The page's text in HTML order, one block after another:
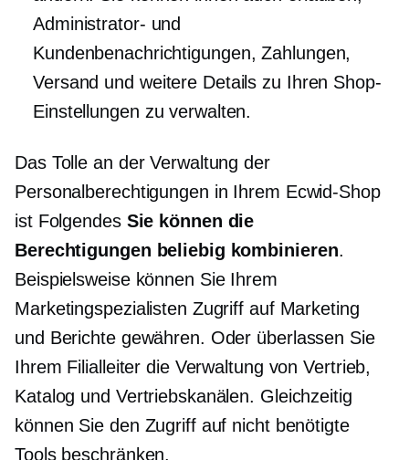
Administrator- und
Kundenbenachrichtigungen, Zahlungen,
Versand und weitere Details zu Ihren Shop-
Einstellungen zu verwalten.
Das Tolle an der Verwaltung der
Personalberechtigungen in Ihrem Ecwid-Shop
ist Folgendes Sie können die
Berechtigungen beliebig kombinieren.
Beispielsweise können Sie Ihrem
Marketingspezialisten Zugriff auf Marketing
und Berichte gewähren. Oder überlassen Sie
Ihrem Filialleiter die Verwaltung von Vertrieb,
Katalog und Vertriebskanälen. Gleichzeitig
können Sie den Zugriff auf nicht benötigte
Tools beschränken.